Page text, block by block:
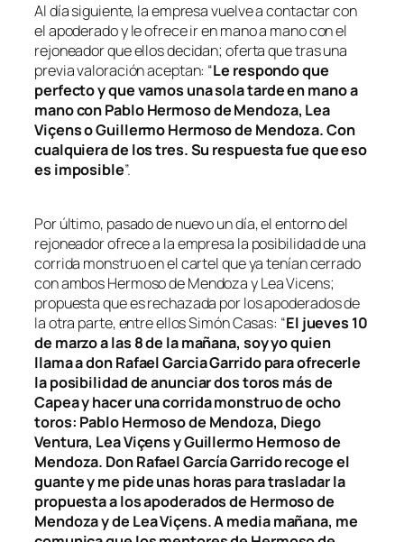
Al día siguiente, la empresa vuelve a contactar con
el apoderado y le ofrece ir en mano a mano con el
rejoneador que ellos decidan; oferta que tras una
previa valoración aceptan: “Le respondo que
perfecto y que vamos una sola tarde en mano a
mano con Pablo Hermoso de Mendoza, Lea
Viçens o Guillermo Hermoso de Mendoza. Con
cualquiera de los tres. Su respuesta fue que eso
es imposible”.
Por último, pasado de nuevo un día, el entorno del
rejoneador ofrece a la empresa la posibilidad de una
corrida monstruo en el cartel que ya tenían cerrado
con ambos Hermoso de Mendoza y Lea Vicens;
propuesta que es rechazada por los apoderados de
la otra parte, entre ellos Simón Casas: “El jueves 10
de marzo a las 8 de la mañana, soy yo quien
llama a don Rafael Garcia Garrido para ofrecerle
la posibilidad de anunciar dos toros más de
Capea y hacer una corrida monstruo de ocho
toros: Pablo Hermoso de Mendoza, Diego
Ventura, Lea Viçens y Guillermo Hermoso de
Mendoza. Don Rafael García Garrido recoge el
guante y me pide unas horas para trasladar la
propuesta a los apoderados de Hermoso de
Mendoza y de Lea Viçens. A media mañana, me